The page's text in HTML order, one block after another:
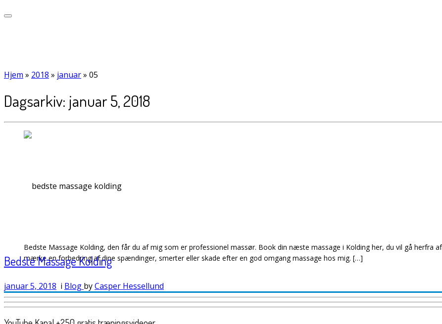
Hjem » 2018 » januar» 05
Dagsarkiv: januar 5, 2018
Bedste Massage Kolding, den får du af mig som er professionel massør. Book din næste massage i Kolding her, du vil gå herfra
mærke en forbedring af dine spændinger, smerter eller skade efter en god omgang massage hos mig. […]
Bedste Massage Kolding
januar 5, 2018 i Blog byCasper Hessellund